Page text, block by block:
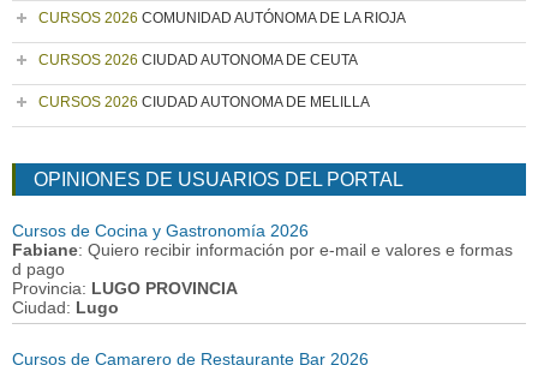
CURSOS 2026 COMUNIDAD AUTÓNOMA DE LA RIOJA
CURSOS 2026 CIUDAD AUTONOMA DE CEUTA
CURSOS 2026 CIUDAD AUTONOMA DE MELILLA
OPINIONES DE USUARIOS DEL PORTAL
Cursos de Cocina y Gastronomía 2026
Fabiane: Quiero recibir información por e-mail e valores e formas
d pago
Provincia: LUGO PROVINCIA
Ciudad: Lugo
Cursos de Camarero de Restaurante Bar 2026